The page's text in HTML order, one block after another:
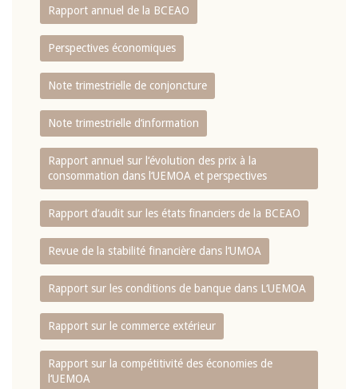
Rapport annuel de la BCEAO
Perspectives économiques
Note trimestrielle de conjoncture
Note trimestrielle d‘information
Rapport annuel sur l‘évolution des prix à la
consommation dans l‘UEMOA et perspectives
Rapport d‘audit sur les états financiers de la BCEAO
Revue de la stabilité financière dans l‘UMOA
Rapport sur les conditions de banque dans L‘UEMOA
Rapport sur le commerce extérieur
Rapport sur la compétitivité des économies de
l‘UEMOA